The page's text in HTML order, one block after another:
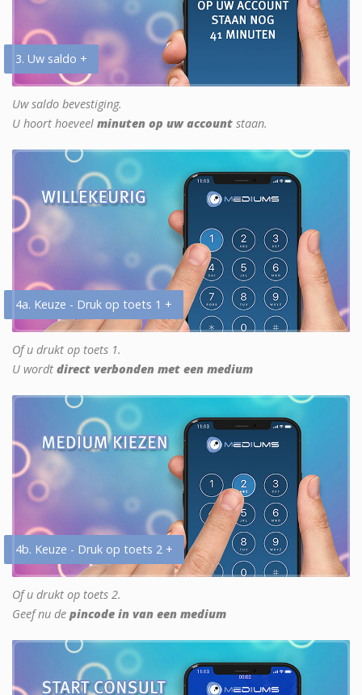
3. Uw saldo +
Uw saldo bevestiging.
U hoort hoeveel minuten op uw account staan.
4a. Keuze - Druk op toets 1 +
Of u drukt op toets 1.
U wordt direct verbonden met een medium
4b. Keuze - Druk op toets 2 +
Of u drukt op toets 2.
Geef nu de pincode in van een medium